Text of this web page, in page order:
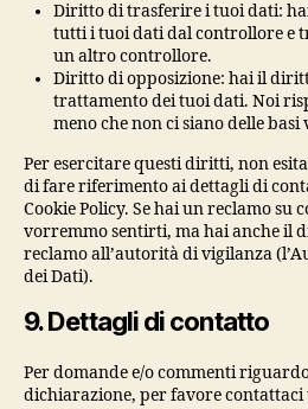
Diritto di trasferire i tuoi dati:
tutti i tuoi dati dal controllore e
un altro controllore.
Diritto di opposizione: hai il
trattamento dei tuoi dati. Noi
meno che non ci siano delle
Per esercitare questi diritti, non
di fare riferimento ai dettagli di
Cookie Policy. Se hai un reclamo su
vorremmo sentirti, ma hai anche il
reclamo all’autorità di vigilanza
dei Dati).
9. Dettagli di contatto
Per domande e/o commenti
dichiarazione, per favore contattaci